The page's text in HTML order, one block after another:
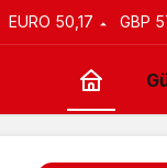
EURO 50,17 GBP